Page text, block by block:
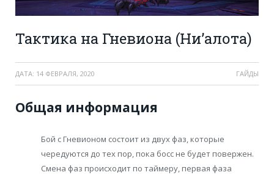
Тактика на Гневиона (Ни’алота)
ДАТА: 14 ФЕВРАЛЯ, 2020 ГАЙДЫ
Общая информация
Бой с Гневионом состоит из двух фаз, которые
чередуются до тех пор, пока босс не будет повержен.
Смена фаз происходит по таймеру, первая фаза